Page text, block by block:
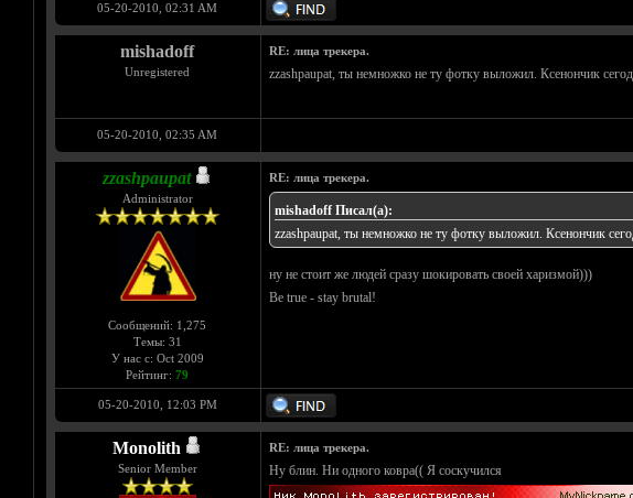
05-20-2010, 02:31 AM
mishadoff
Unregistered
RE: лица трекера.
zzashpaupat, ты немножко не ту фотку выложил. Ксенончик
05-20-2010, 02:35 AM
zzashpaupat
Administrator
Сообщений: 1,275
Темы: 31
У нас с: Oct 2009
Рейтинг: 79
RE: лица трекера.
mishadoff Писал(а):
zzashpaupat, ты немножко не ту фотку выложил. Ксенончик
ну не стоит же людей сразу шокировать своей харизмой)))
Be true - stay brutal!
05-20-2010, 12:03 PM
Monolith
Senior Member
RE: лица трекера.
Ну блин. Ни одного ковра(( Я соскучился